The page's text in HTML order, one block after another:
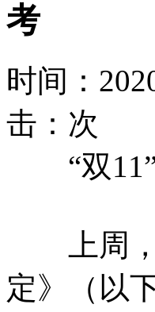
考
时间：
击： 次
“双11”
上周，
定》（以